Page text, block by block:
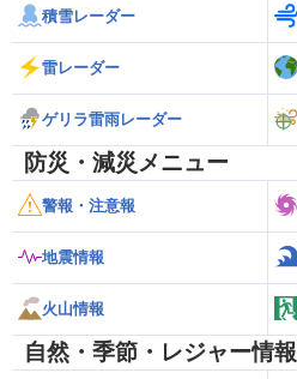
積雪レーダー
雷レーダー
ゲリラ雷雨レーダー
防災・減災メニュー
警報・注意報
地震情報
火山情報
自然・季節・レジャー情報